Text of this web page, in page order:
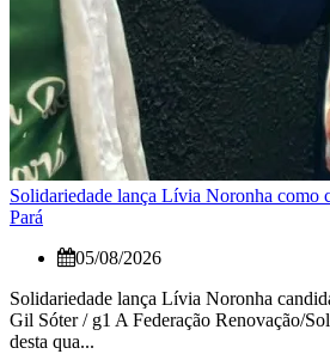
Solidariedade lança Lívia Noronha como
Pará
05/08/2026
Solidariedade lança Lívia Noronha
Gil Sóter / g1 A Federação Renovação/
desta qua...